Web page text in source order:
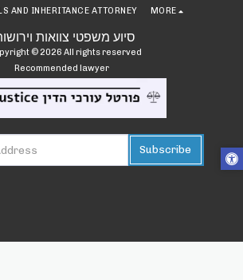
סיוע משפטי צוואות
© 2026 All rights reserved
Recommended lawyer
AND INHERITANCE ATTORNEY MORE
Subscribe